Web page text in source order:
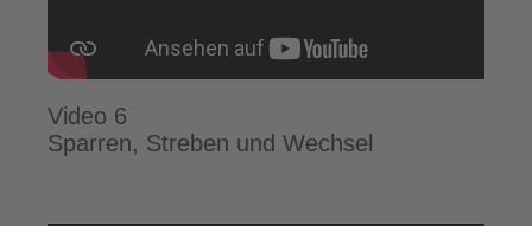
Video 6
Sparren, Streben und Wechsel